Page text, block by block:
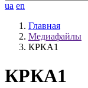
ua en
Главная
Медиафайлы
КРКА1
КРКА1